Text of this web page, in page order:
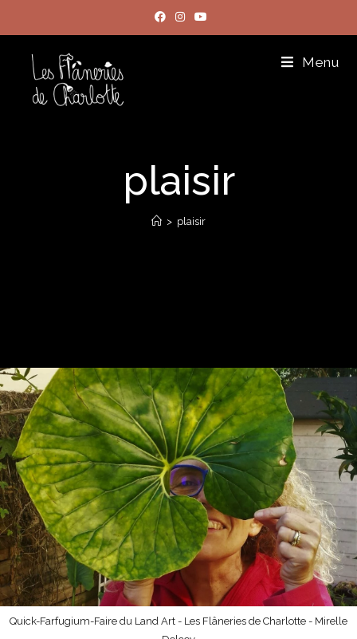
Menu
plaisir
> plaisir
Quick-Farfugium-Faire du Land Art - Les Flâneries de Charlotte - Mirelle